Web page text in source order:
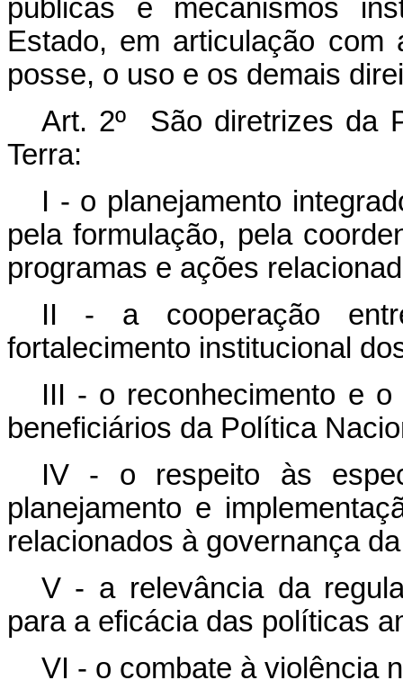
públicas e mecanismos
Estado, em articulação
posse, o uso e os demais
Art. 2º São diretrizes da
Terra:
I - o planejamento
pela formulação, pela
programas e ações
II - a cooperação
fortalecimento institucional
III - o reconhecimento e
beneficiários da Política
IV - o respeito às
planejamento e
relacionados à governança
V - a relevância da
para a eficácia das políticas
VI - o combate à violência